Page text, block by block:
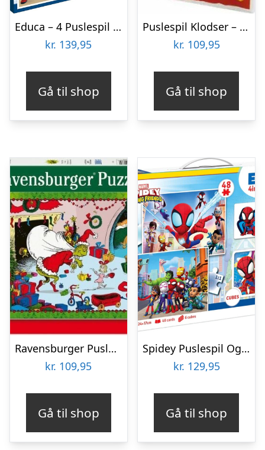
Educa – 4 Puslespil I Kuffert – 6-9-12-16 Brikker – Spidey & His Amazing Friends
kr. 139,95
Gå til shop
Puslespil Klodser – Malle Mus – 4 Klodser
kr. 109,95
Gå til shop
Ravensburger Puslespil – The Grinch – 100 Xxl Brikker
kr. 109,95
Gå til shop
Spidey Puslespil Og Vendespil – Edukit 4-i-1 – Clementoni
kr. 129,95
Gå til shop